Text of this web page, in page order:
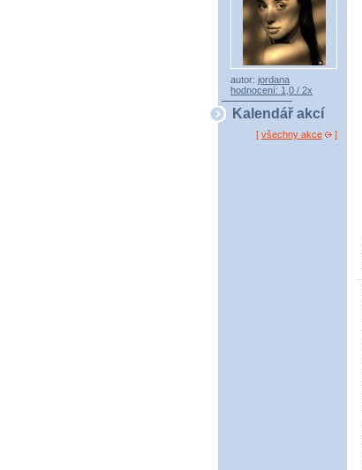
autor: jordana
hodnocení: 1,0 / 2x
Kalendář akcí
[ všechny akce ]